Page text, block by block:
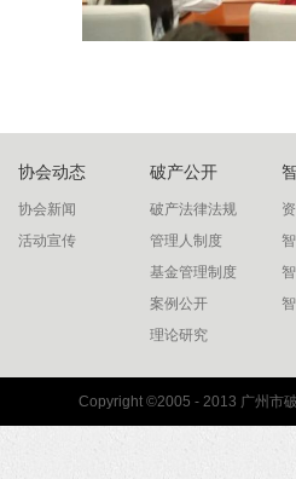
协会动态
协会新闻
活动宣传
破产公开
破产法律法规
管理人制度
基金管理制度
案例公开
理论研究
Copyright ©2005 - 2013 广州市